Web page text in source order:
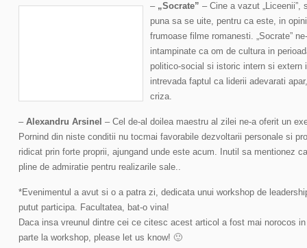
– „Socrate” – Cine a vazut
puna sa se uite, pentru ca este, in
frumoase filme romanesti. „Socrate”
intampinate ca om de cultura in
politico-social si istoric intern si extern
intrevada faptul ca liderii adevarati
criza.
– Alexandru Arsinel – Cel de-al doilea maestru al zilei ne-a oferit un
Pornind din niste conditii nu tocmai favorabile dezvoltarii personale si
ridicat prin forte proprii, ajungand unde este acum. Inutil sa mentionez
pline de admiratie pentru realizarile sale..
*Evenimentul a avut si o a patra zi, dedicata unui workshop de
putut participa. Facultatea, bat-o vina!
Daca insa vreunul dintre cei ce citesc acest articol a fost mai norocos
parte la workshop, please let us know! 🙂